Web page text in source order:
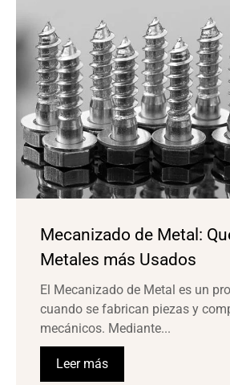
Mecanizado de Metal:
Metales más Usados
El Mecanizado de Metal es un
cuando se fabrican piezas y
mecánicos. Mediante...
Leer más